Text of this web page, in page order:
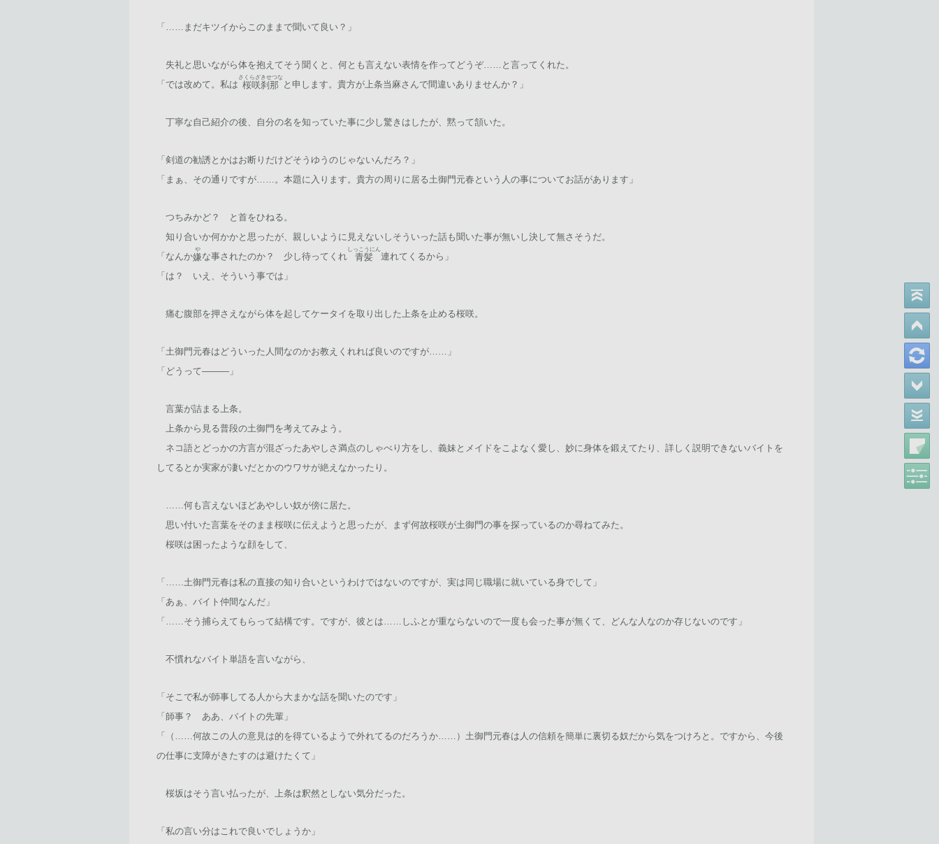
「……まだキツイからこのままで聞いて良い？」
失礼と思いながら体を抱えてそう聞くと、何とも言えない表情を作ってどうぞ……と言ってくれた。
「では改めて。私は 桜咲刹那
さくらざきせつな
と申します。貴方が上条当麻さんで間違いありませんか？」
丁寧な自己紹介の後、自分の名を知っていた事に少し驚きはしたが、黙って頷いた。
「剣道の勧誘とかはお断りだけどそうゆうのじゃないんだろ？」
「まぁ、その通りですが……。本題に入ります。貴方の周りに居る土御門元春という人の事についてお話があります」
つちみかど？ と首をひねる。
知り合いか何かかと思ったが、親しいように見えないしそういった話も聞いた事が無いし決して無さそうだ。
「なんか嫌
や
な事されたのか？ 少し待ってくれ 青髪
しっこうにん
連れてくるから」
「は？ いえ、そういう事では」
痛む腹部を押さえながら体を起してケータイを取り出した上条を止める桜咲。
「土御門元春はどういった人間なのかお教えくれれば良いのですが……」
「どうって―――」
言葉が詰まる上条。
上条から見る普段の土御門を考えてみよう。
ネコ語とどっかの方言が混ざったあやしさ満点のしゃべり方をし、義妹とメイドをこよなく愛し、妙に身体を鍛えてたり、詳しく説明できないバイトを
してるとか実家が凄いだとかのウワサが絶えなかったり。
……何も言えないほどあやしい奴が傍に居た。
思い付いた言葉をそのまま桜咲に伝えようと思ったが、まず何故桜咲が土御門の事を探っているのか尋ねてみた。
桜咲は困ったような顔をして、
「……土御門元春は私の直接の知り合いというわけではないのですが、実は同じ職場に就いている身でして」
「あぁ、バイト仲間なんだ」
「……そう捕らえてもらって結構です。ですが、彼とは……しふとが重ならないので一度も会った事が無くて、どんな人なのか存じないのです」
不慣れなバイト単語を言いながら、
「そこで私が師事してる人から大まかな話を聞いたのです」
「師事？ ああ、バイトの先輩」
「（……何故この人の意見は的を得ているようで外れてるのだろうか……）土御門元春は人の信頼を簡単に裏切る奴だから気をつけろと。ですから、今後
の仕事に支障がきたすのは避けたくて」
桜坂はそう言い払ったが、上条は釈然としない気分だった。
「私の言い分はこれで良いでしょうか」